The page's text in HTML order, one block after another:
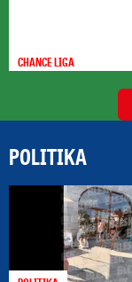
CHANCE LIGA
POLITIKA